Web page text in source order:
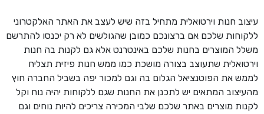
עיצוב חנות וירטואלית מתחיל בזה שיש לעצב את האתר האלקטרוני
ללקוחות שלכם אם ברצונכם כמובן שהגולשים לא רק יכנסו להתרשם
משלל המוצרים בחנות שלכם באינטרנט אלא גם לקנות בה חנות
וירטואלית שתעוצב בצורה מושכת כמו ממש חנות פיזית תצליח
לממש את הפוטנציאל הגלום בה וגם למכור יפה בשביל החברה חוץ
מהעיצוב המתאים יש לתכנן את החנות שגם ללקוחות יהיה נוח וקל
לקנות מוצרים באתר שלכם שלבי המכירה צריכים להיות נוחים וגם